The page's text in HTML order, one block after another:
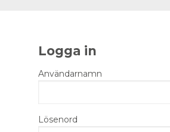
Logga in
Användarnamn
Lösenord